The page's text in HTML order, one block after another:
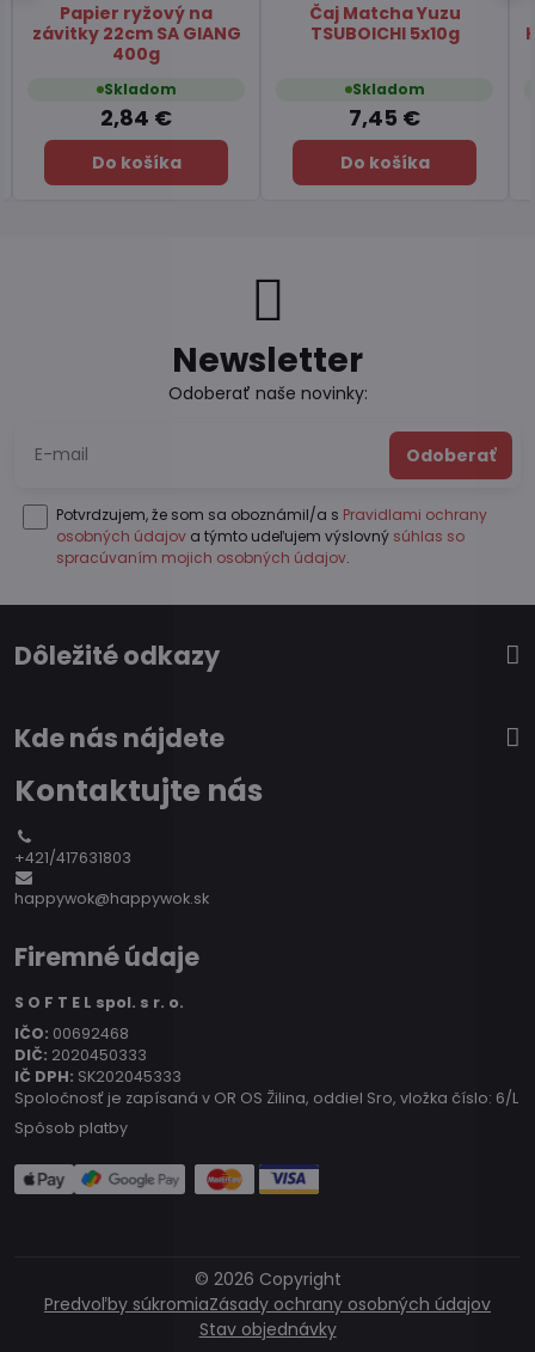
Čaj zelený pražený
Hojicha latte TSUBOICHI
100g
Skladom
6,49 €
Do košíka
Čili omáčka s hubami
Chuannan 213g
Skladom
4,11 €
Do košíka
Newsletter
Odoberať naše novinky:
Odoberať
Potvrdzujem, že som sa oboznámil/a s Pravidlami ochrany
osobných údajov a týmto udeľujem výslovný súhlas so
spracúvaním mojich osobných údajov.
Dôležité odkazy
Kde nás nájdete
Kontaktujte nás
+421/417631803
happywok@happywok.sk
Firemné údaje
S O F T E L spol. s r. o.
IČO: 00692468
DIČ: 2020450333
IČ DPH: SK202045333
Spoločnosť je zapísaná v OR OS Žilina, oddiel Sro, vložka číslo: 6/L
Spôsob platby
© 2026 Copyright
Predvoľby súkromiaZásady ochrany osobných údajov
Stav objednávky